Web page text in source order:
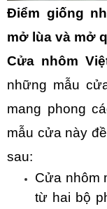
Điểm giống
mở lùa và mở
Cửa nhôm
những mẫu
mang phong
mẫu cửa này
sau:
Cửa nhôm
từ hai bộ